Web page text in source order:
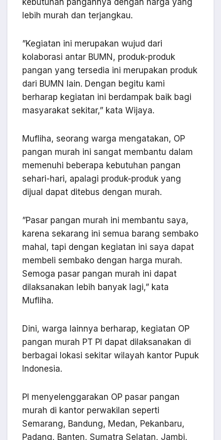
lebih murah dan terjangkau.
”Kegiatan ini merupakan wujud dari
kolaborasi antar BUMN, produk-produk
pangan yang tersedia ini merupakan produk
dari BUMN lain. Dengan begitu kami
berharap kegiatan ini berdampak baik bagi
masyarakat sekitar,” kata Wijaya.
Mufliha, seorang warga mengatakan, OP
pangan murah ini sangat membantu dalam
memenuhi beberapa kebutuhan pangan
sehari-hari, apalagi produk-produk yang
dijual dapat ditebus dengan murah.
”Pasar pangan murah ini membantu saya,
karena sekarang ini semua barang sembako
mahal, tapi dengan kegiatan ini saya dapat
membeli sembako dengan harga murah.
Semoga pasar pangan murah ini dapat
dilaksanakan lebih banyak lagi,” kata
Mufliha.
Dini, warga lainnya berharap, kegiatan OP
pangan murah PT PI dapat dilaksanakan di
berbagai lokasi sekitar wilayah kantor Pupuk
Indonesia.
PI menyelenggarakan OP pasar pangan
murah di kantor perwakilan seperti
Semarang, Bandung, Medan, Pekanbaru,
Padang, Banten, Sumatra Selatan, Jambi,